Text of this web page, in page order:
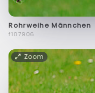
Rohrweihe Männchen
f107906
Zoom